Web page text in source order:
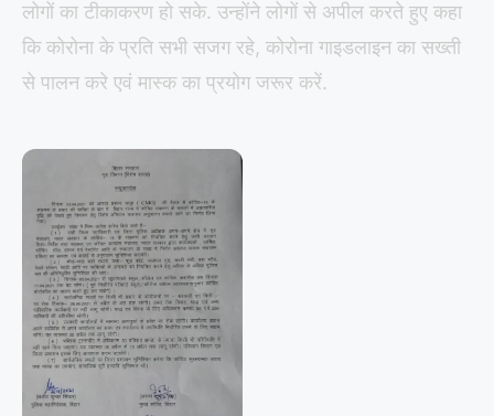
लोगों का टीकाकरण हो सके. उन्होंने लोगों से अपील करते हुए कहा
कि कोरोना के प्रति सभी सजग रहे, कोरोना गाइडलाइन का सख्ती
से पालन करे एवं मास्क का प्रयोग जरूर करें.